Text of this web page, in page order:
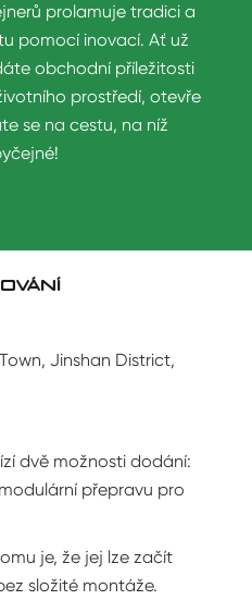
prolamuje tradici a
pomocí inovací. Ať už
obchodní příležitosti
prostředí, otevře
se na cestu, na níž
Jinshan District,
dvě možnosti dodání:
přepravu pro
je, že jej lze začít
složité montáže.